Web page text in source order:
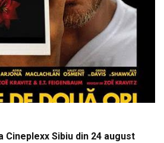
Cineplexx Sibiu din 24 august